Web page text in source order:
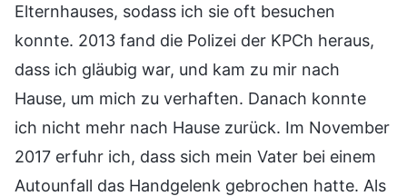
Elternhauses, sodass ich sie oft besuchen
konnte. 2013 fand die Polizei der KPCh heraus,
dass ich gläubig war, und kam zu mir nach
Hause, um mich zu verhaften. Danach konnte
ich nicht mehr nach Hause zurück. Im November
2017 erfuhr ich, dass sich mein Vater bei einem
Autounfall das Handgelenk gebrochen hatte. Als